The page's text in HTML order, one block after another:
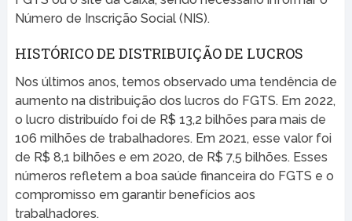
Número de Inscrição Social (NIS).
HISTÓRICO DE DISTRIBUIÇÃO DE LUCROS
Nos últimos anos, temos observado uma tendência de
aumento na distribuição dos lucros do FGTS. Em 2022,
o lucro distribuído foi de R$ 13,2 bilhões para mais de
106 milhões de trabalhadores. Em 2021, esse valor foi
de R$ 8,1 bilhões e em 2020, de R$ 7,5 bilhões. Esses
números refletem a boa saúde financeira do FGTS e o
compromisso em garantir benefícios aos
trabalhadores.